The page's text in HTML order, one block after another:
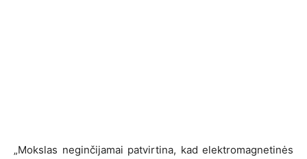
„Mokslas neginčijamai patvirtina, kad elektromagnetinės